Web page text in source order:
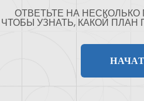
ОТВЕТЬТЕ НА
ЧТОБЫ УЗНАТЬ, КАКОЙ